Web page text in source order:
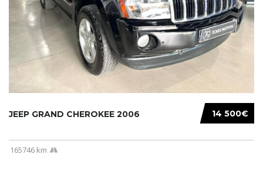
14 500€
JEEP GRAND CHEROKEE 2006
165746 km